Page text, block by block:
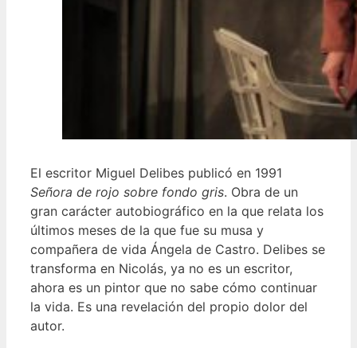
El escritor Miguel Delibes publicó en 1991
Señora de rojo sobre fondo gris. Obra de un
gran carácter autobiográfico en la que relata los
últimos meses de la que fue su musa y
compañera de vida Ángela de Castro. Delibes se
transforma en Nicolás, ya no es un escritor,
ahora es un pintor que no sabe cómo continuar
la vida. Es una revelación del propio dolor del
autor.